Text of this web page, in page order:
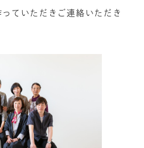
ていただきご連絡いただき